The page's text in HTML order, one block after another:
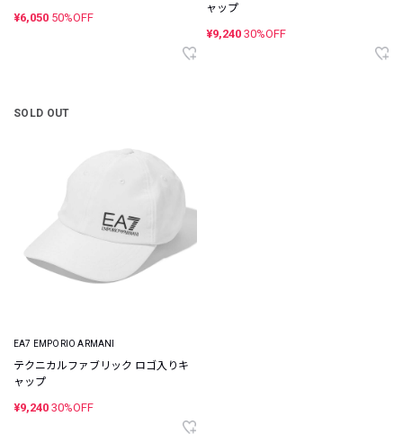
¥6,050 50%OFF
ャップ
¥9,240 30%OFF
SOLD OUT
EA7 EMPORIO ARMANI
テクニカルファブリック ロゴ入りキ
ャップ
¥9,240 30%OFF